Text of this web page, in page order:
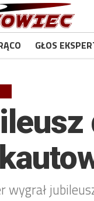
GŁOS
wygrał